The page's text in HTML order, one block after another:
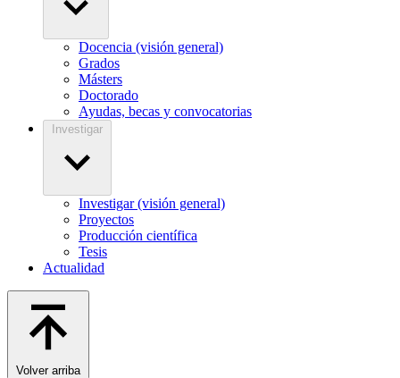
Docencia (visión general)
Grados
Másters
Doctorado
Ayudas, becas y convocatorias
Investigar
Investigar (visión general)
Proyectos
Producción científica
Tesis
Actualidad
Volver arriba